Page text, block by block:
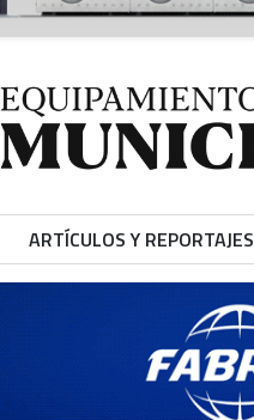
ARTÍCULOS Y REPORTAJES